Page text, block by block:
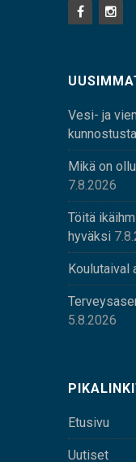
Vesi- ja
Mikä on
7.8.2026
Töitä
hyväksi
Koulutaival
5.8.2026
Etusivu
Uutiset